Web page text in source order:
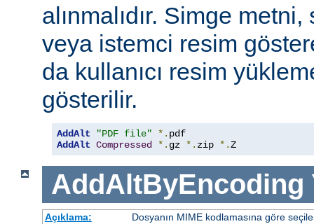
alınmalıdır. Simge
veya istemci resim
da kullanıcı resim
gösterilir.
AddAlt "PDF file" *.
AddAlt Compressed *. gz *. zip *.Z
AddAltByEncoding
Açıklama:
Dosyanın MIME kodlamasına göre